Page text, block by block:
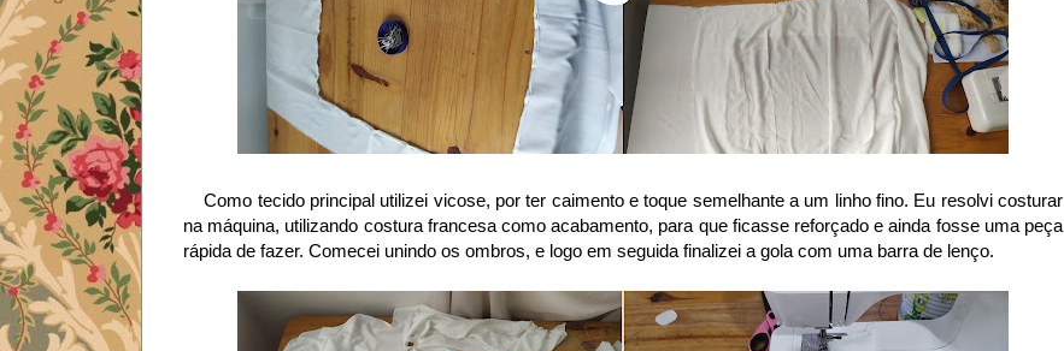
Como tecido principal utilizei vicose, por ter caimento e toque semelhante a um linho fino. Eu resolvi costurar
na máquina, utilizando costura francesa como acabamento, para que ficasse reforçado e ainda fosse uma peça
rápida de fazer. Comecei unindo os ombros, e logo em seguida finalizei a gola com uma barra de lenço.